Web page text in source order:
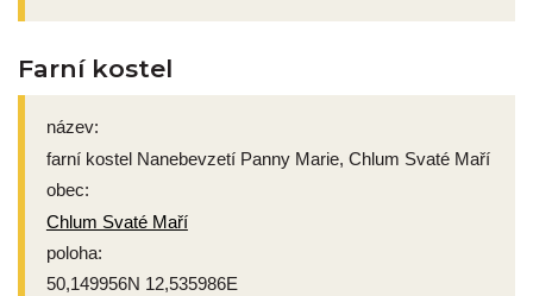
Farní kostel
název:
farní kostel Nanebevzetí Panny Marie, Chlum Svaté Maří
obec:
Chlum Svaté Maří
poloha:
50,149956N 12,535986E